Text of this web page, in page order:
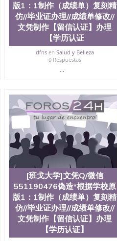
版1：1制作（成绩单）复刻精
仿//毕业证办理//成绩单修改//
文凭制作【留信认证】办理
【学历认证
dfnsen Salud y Belleza
0 Respuestas
...
[班戈大学]文凭Q/微信
551190476偽造*根据学校原
版1：1制作（成绩单）复刻精
仿//毕业证办理//成绩单修改//
文凭制作【留信认证】办理
【学历认证】